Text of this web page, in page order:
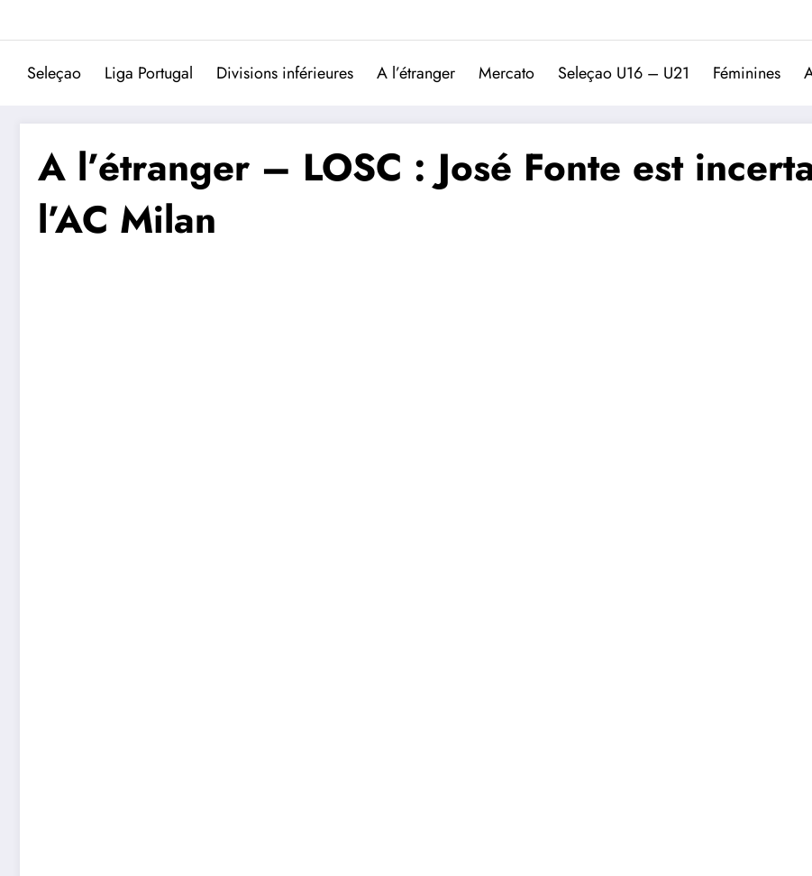
Trivela
L'actualité du football
Seleçao Liga Portugal Divisions inférieures A l’étranger Mercato Seleçao U16 – U21 Féminines
A l’étranger – LOSC : José Fonte est
l’AC Milan